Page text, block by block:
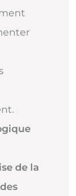
de la